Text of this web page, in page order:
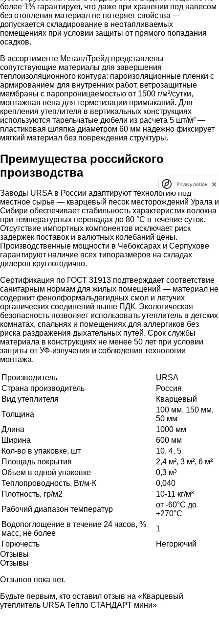
более 1% гарантирует, что даже при хранении под навесом
без отопления материал не потеряет свойства —
допускается складирование в неотапливаемых
помещениях при условии защиты от прямого попадания
осадков.
В ассортименте МеталлТрейд представлены
сопутствующие материалы для завершения
теплоизоляционного контура: пароизоляционные пленки с
армированием для внутренних работ, ветрозащитные
мембраны с паропроницаемостью от 1500 г/м²/сутки,
монтажная пена для герметизации примыканий. Для
крепления утеплителя в вертикальных конструкциях
используются тарельчатые дюбели из расчета 5 шт/м² —
пластиковая шляпка диаметром 60 мм надежно фиксирует
мягкий материал без повреждения структуры.
Преимущества российского
производства
Заводы URSA в России адаптируют технологию под
местное сырье — кварцевый песок месторождений Урала и
Сибири обеспечивает стабильность характеристик волокна
при температурных перепадах до 80 °С в течение суток.
Отсутствие импортных компонентов исключает риск
задержек поставок и валютных колебаний цены.
Производственные мощности в Чебоксарах и Серпухове
гарантируют наличие всех типоразмеров на складах
дилеров круглогодично.
Сертификация по ГОСТ 31913 подтверждает соответствие
санитарным нормам для жилых помещений — материал не
содержит фенолформальдегидных смол и летучих
органических соединений выше ПДК. Экологическая
безопасность позволяет использовать утеплитель в детских
комнатах, спальнях и помещениях для аллергиков без
риска раздражения дыхательных путей. Срок службы
материала в конструкциях не менее 50 лет при условии
защиты от УФ-излучения и соблюдения технологии
монтажа.
Производитель
URSA
Страна производитель
Россия
Вид утеплителя
Кварцевый
Толщина
100 мм, 150 мм,
50 мм
Длина
1000 мм
Ширина
600 мм
Кол-во в упаковке, шт
10, 4, 5
Площадь покрытия
2,4 м², 3 м², 6 м²
Объем в одной упаковке
0,3 м³
Теплопроводность, Вт/м·К
0,040
Плотность, гр/м2
10-11 кг/м³
Рабочий диапазон температур
от -60°С до
+270°С
Водопоглощение в течение 24 часов, %
масс, не более
1
Горючесть
Негорючий
Отзывы
Отзывы
Отзывов пока нет.
Будьте первым, кто оставил отзыв на «Кварцевый
утеплитель URSA Тепло СТАНДАРТ мини»
Privacy notice